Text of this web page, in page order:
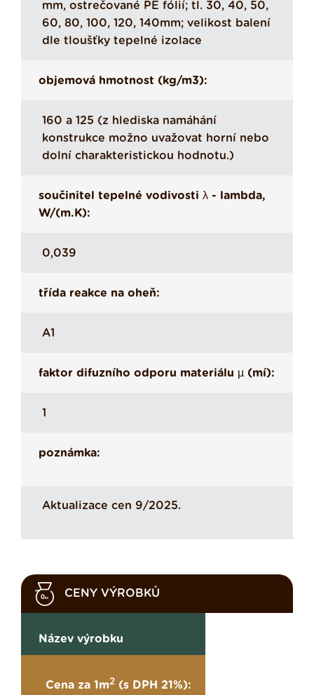
mm, ostrečované PE fólií; tl. 30, 40, 50,
60, 80, 100, 120, 140mm; velikost balení
dle tloušťky tepelné izolace
objemová hmotnost (kg/m3):
160 a 125 (z hlediska namáhání
konstrukce možno uvažovat horní nebo
dolní charakteristickou hodnotu.)
součinitel tepelné vodivosti λ - lambda,
W/(m.K):
0,039
třída reakce na oheň:
A1
faktor difuzního odporu materiálu µ (mí):
1
poznámka:
Aktualizace cen 9/2025.
CENY VÝROBKŮ
Název výrobku
Cena za 1m2 (s DPH 21%):